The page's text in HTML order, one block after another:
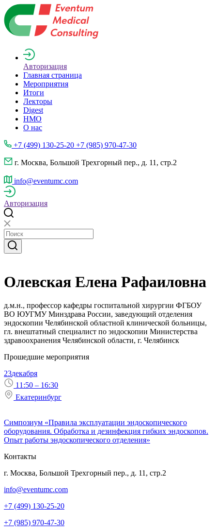
Авторизация
Главная страница
Мероприятия
Итоги
Лекторы
Digest
НМО
О нас
+7 (499) 130-25-20 +7 (985) 970-47-30
г. Москва, Большой Трехгорный пер., д. 11, стр.2
info@eventumc.com
Авторизация
Олевская Елена Рафаиловна
д.м.н., профессор кафедры госпитальной хирургии ФГБОУ
ВО ЮУГМУ Минздрава России, заведующий отделения
эндоскопии Челябинской областной клинической больницы,
гл. внештатный специалист по эндоскопии Министерства
здравоохранения Челябинской области, г. Челябинск
Прошедшие мероприятия
23декабря
11:50 – 16:30
Екатеринбург
Симпозиум «Правила эксплуатации эндоскопического
оборудования. Обработка и дезинфекция гибких эндоскопов.
Опыт работы эндоскопического отделения»
Контакты
г. Москва, Большой Трехгорный пер., д. 11, стр.2
info@eventumc.com
+7 (499) 130-25-20
+7 (985) 970-47-30